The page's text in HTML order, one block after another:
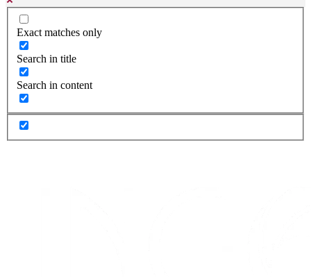
Exact matches only
Search in title
Search in content